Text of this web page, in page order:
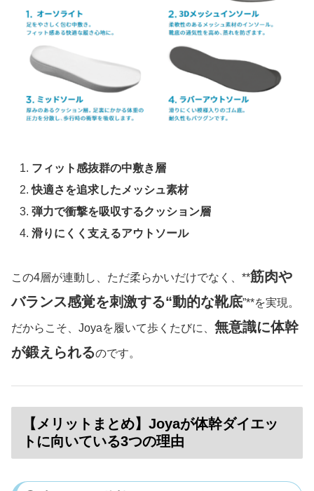
フィット感抜群の中敷き層
快適さを追求したメッシュ素材
弾力で衝撃を吸収するクッション層
滑りにくく支えるアウトソール
この4層が連動し、ただ柔らかいだけでなく、**筋肉や
バランス感覚を刺激する“動的な靴底”**を実現。
だからこそ、Joyaを履いて歩くたびに、 無意識に体幹
が鍛えられるのです。
【メリットまとめ】Joyaが体幹ダイエッ
トに向いている3つの理由